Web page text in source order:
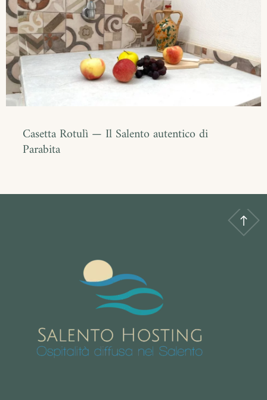
Casetta Rotulì — Il Salento autentico di
Parabita